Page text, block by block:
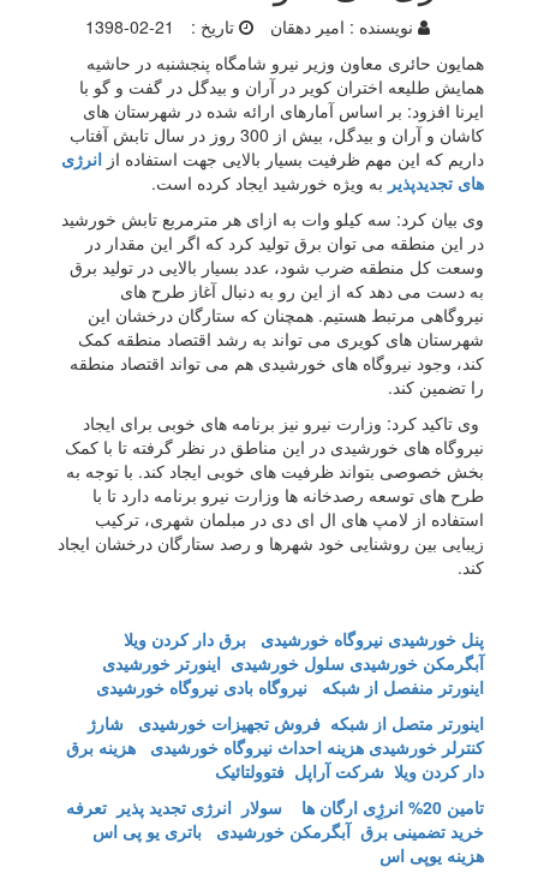
نویسنده : امیر دهقان تاریخ :
1398-02-21
همایون حائری معاون وزیر نیرو شامگاه پنجشنبه در حاشیه
همایش طلیعه اختران کویر در آران و بیدگل در گفت و گو با
ایرنا افزود: بر اساس آمارهای ارائه شده در شهرستان های
کاشان و آران و بیدگل، بیش از 300 روز در سال تابش آفتاب
داریم که این مهم ظرفیت بسیار بالایی جهت استفاده از انرژی
های تجدیدپذیر به ویژه خورشید ایجاد کرده است.
وی بیان کرد: سه کیلو وات به ازای هر مترمربع تابش خورشید
در این منطقه می توان برق تولید کرد که اگر این مقدار در
وسعت کل منطقه ضرب شود، عدد بسیار بالایی در تولید برق
به دست می دهد که از این رو به دنبال آغاز طرح های
نیروگاهی مرتبط هستیم. همچنان که ستارگان درخشان این
شهرستان های کویری می تواند به رشد اقتصاد منطقه کمک
کند، وجود نیروگاه های خورشیدی هم می تواند اقتصاد منطقه
را تضمین کند.
وی تاکید کرد: وزارت نیرو نیز برنامه های خوبی برای ایجاد
نیروگاه های خورشیدی در این مناطق در نظر گرفته تا با کمک
بخش خصوصی بتواند ظرفیت های خوبی ایجاد کند. با توجه به
طرح های توسعه رصدخانه ها وزارت نیرو برنامه دارد تا با
استفاده از لامپ های ال ای دی در مبلمان شهری، ترکیب
زیبایی بین روشنایی خود شهرها و رصد ستارگان درخشان ایجاد
کند.
پنل خورشیدی نیروگاه خورشیدی
برق دار کردن ویلا
آبگرمکن خورشیدی سلول خورشیدی اینورتر خورشیدی
اینورتر منفصل از شبکه
نیروگاه بادی نیروگاه خورشیدی
اینورتر متصل از شبکه فروش تجهیزات خورشیدی
شارژ
کنترلر خورشیدی هزینه احداث نیروگاه خورشیدی
هزینه برق
دار کردن ویلا شرکت آراپل فتوولتائیک
تامین 20% انرژِی ارگان ها
سولار انرژی تجدید پذیر تعرفه
خرید تضمینی برق آبگرمکن خورشیدی
باتری یو پی اس
هزینه یوپی اس